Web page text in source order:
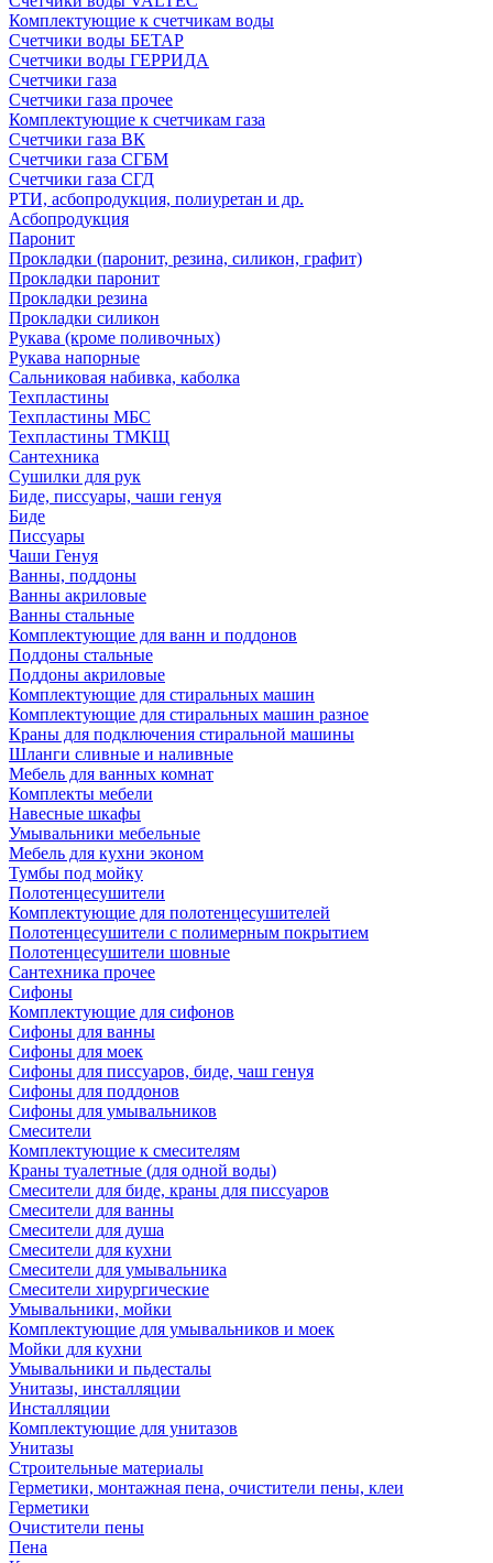
Комплектующие к счетчикам воды
Счетчики воды БЕТАР
Счетчики воды ГЕРРИДА
Счетчики газа
Счетчики газа прочее
Комплектующие к счетчикам газа
Счетчики газа ВК
Счетчики газа СГБМ
Счетчики газа СГД
РТИ, асбопродукция, полиуретан и др.
Асбопродукция
Паронит
Прокладки (паронит, резина, силикон, графит)
Прокладки паронит
Прокладки резина
Прокладки силикон
Рукава (кроме поливочных)
Рукава напорные
Сальниковая набивка, каболка
Техпластины
Техпластины МБС
Техпластины ТМКЩ
Сантехника
Сушилки для рук
Биде, писсуары, чаши генуя
Биде
Писсуары
Чаши Генуя
Ванны, поддоны
Ванны акриловые
Ванны стальные
Комплектующие для ванн и поддонов
Поддоны стальные
Поддоны акриловые
Комплектующие для стиральных машин
Комплектующие для стиральных машин разное
Краны для подключения стиральной машины
Шланги сливные и наливные
Мебель для ванных комнат
Комплекты мебели
Навесные шкафы
Умывальники мебельные
Мебель для кухни эконом
Тумбы под мойку
Полотенцесушители
Комплектующие для полотенцесушителей
Полотенцесушители с полимерным покрытием
Полотенцесушители шовные
Сантехника прочее
Сифоны
Комплектующие для сифонов
Сифоны для ванны
Сифоны для моек
Сифоны для писсуаров, биде, чаш генуя
Сифоны для поддонов
Сифоны для умывальников
Смесители
Комплектующие к смесителям
Краны туалетные (для одной воды)
Смесители для биде, краны для писсуаров
Смесители для ванны
Смесители для душа
Смесители для кухни
Смесители для умывальника
Смесители хирургические
Умывальники, мойки
Комплектующие для умывальников и моек
Мойки для кухни
Умывальники и пьдесталы
Унитазы, инсталляции
Инсталляции
Комплектующие для унитазов
Унитазы
Строительные материалы
Герметики, монтажная пена, очистители пены, клеи
Герметики
Очистители пены
Пена